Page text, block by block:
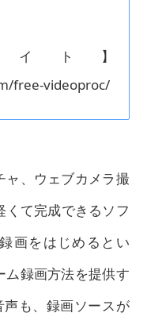
ト】
free-videoproc/
、ウェブカメラ撮
くて完成できるソフ
画をはじめるとい
ム録画方法を提供す
も、録画ソースが